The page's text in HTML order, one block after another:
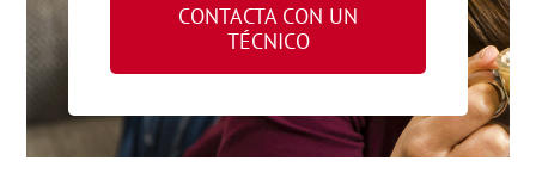
CONTACTA CON UN
TÉCNICO